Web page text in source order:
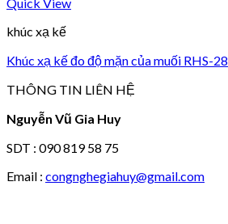
khúc xạ kế
Khúc xạ kế đo độ mặn của muối RHS-28
THÔNG TIN LIÊN HỆ
Nguyễn Vũ Gia Huy
SDT : 090 819 58 75
Email : congnghegiahuy@gmail.com